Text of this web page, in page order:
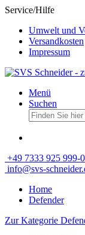
Service/Hilfe
Umwelt und
Versandkosten
Impressum
Menü
Suchen
+49 7333 925 999-0
info@svs-
Home
Defender
Zur Kategorie